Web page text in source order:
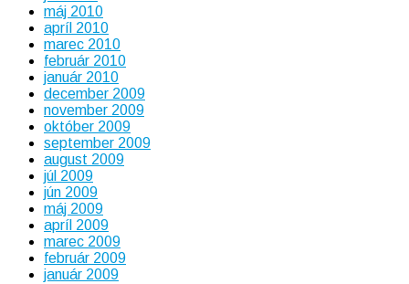
máj 2010
apríl 2010
marec 2010
február 2010
január 2010
december 2009
november 2009
október 2009
september 2009
august 2009
júl 2009
jún 2009
máj 2009
apríl 2009
marec 2009
február 2009
január 2009